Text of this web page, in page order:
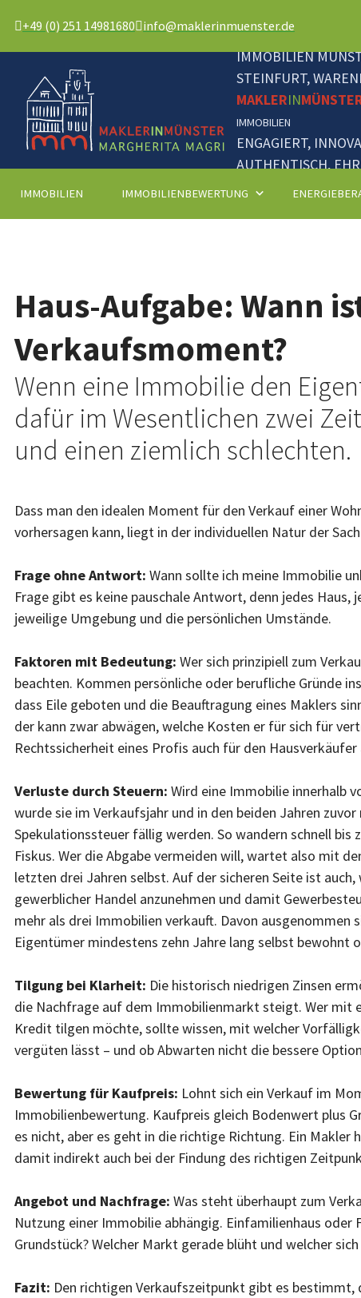
IMMOBILIEN
STEINFURT,
MAKLERIN
IMMOBILIEN
ENGAGIERT,
AUTHENTISCH,
IMMOBILIEN IMMOBILIENBEWERTUNG
+49 (0) 251 14981680 info@maklerinmuenster.de
Haus-Aufgabe: Wann
Verkaufsmoment?
Wenn eine Immobilie den
dafür im Wesentlichen zwei
und einen ziemlich schlechten.
Dass man den idealen Moment für den Verkauf einer
vorhersagen kann, liegt in der individuellen Natur der
Frage ohne Antwort: Wann sollte ich meine Immobilie
Frage gibt es keine pauschale Antwort, denn jedes
jeweilige Umgebung und die persönlichen Umstände.
Faktoren mit Bedeutung: Wer sich prinzipiell zum
beachten. Kommen persönliche oder berufliche Gründe
dass Eile geboten und die Beauftragung eines Maklers
der kann zwar abwägen, welche Kosten er für sich für
Rechtssicherheit eines Profis auch für den Hausverkäufer
Verluste durch Steuern: Wird eine Immobilie innerhalb
wurde sie im Verkaufsjahr und in den beiden Jahren
Spekulationssteuer fällig werden. So wandern schnell bis
Fiskus. Wer die Abgabe vermeiden will, wartet also mit
letzten drei Jahren selbst. Auf der sicheren Seite ist
gewerblicher Handel anzunehmen und damit
mehr als drei Immobilien verkauft. Davon
Eigentümer mindestens zehn Jahre lang selbst bewohnt
Tilgung bei Klarheit: Die historisch niedrigen Zinsen
die Nachfrage auf dem Immobilienmarkt steigt. Wer mit
Kredit tilgen möchte, sollte wissen, mit welcher
vergüten lässt – und ob Abwarten nicht die bessere
Bewertung für Kaufpreis: Lohnt sich ein Verkauf im
Immobilienbewertung. Kaufpreis gleich Bodenwert plus
es nicht, aber es geht in die richtige Richtung. Ein
damit indirekt auch bei der Findung des richtigen
Angebot und Nachfrage: Was steht überhaupt zum
Nutzung einer Immobilie abhängig. Einfamilienhaus oder
Grundstück? Welcher Markt gerade blüht und welcher
Fazit: Den richtigen Verkaufszeitpunkt gibt es bestimmt,